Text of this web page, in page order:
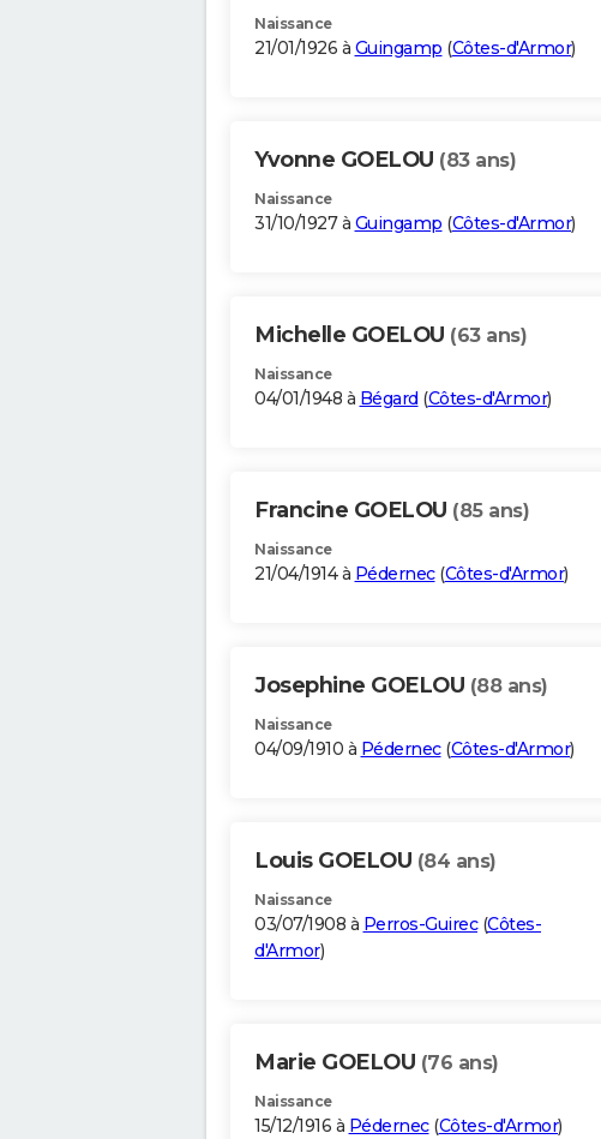
Naissance
21/01/1926 à Guingamp (Côtes-d'Armor)
Yvonne GOELOU (83 ans)
Naissance
31/10/1927 à Guingamp (Côtes-d'Armor)
Michelle GOELOU (63 ans)
Naissance
04/01/1948 à Bégard (Côtes-d'Armor)
Francine GOELOU (85 ans)
Naissance
21/04/1914 à Pédernec(Côtes-d'Armor)
Josephine GOELOU (88 ans)
Naissance
04/09/1910 à Pédernec(Côtes-d'Armor)
Louis GOELOU (84 ans)
Naissance
03/07/1908 à Perros-Guirec(Côtes-
d'Armor)
Marie GOELOU (76 ans)
Naissance
15/12/1916 à Pédernec(Côtes-d'Armor)